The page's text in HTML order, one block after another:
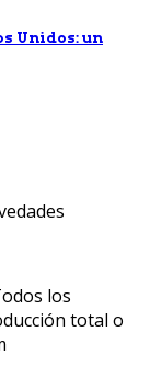
Unidos: un
los
total o